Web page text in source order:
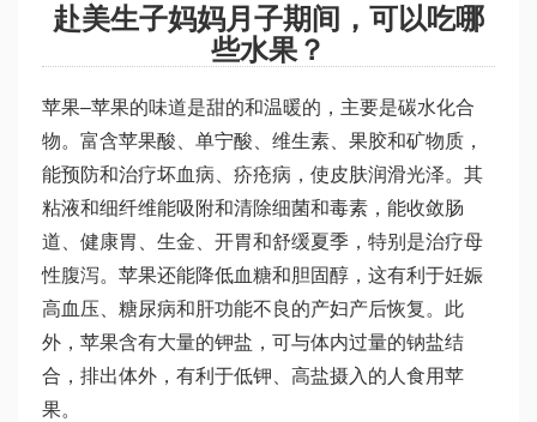
赴美生子妈妈月子期间，可以吃哪
些水果？
苹果–苹果的味道是甜的和温暖的，主要是碳水化合
物。富含苹果酸、单宁酸、维生素、果胶和矿物质，
能预防和治疗坏血病、疥疮病，使皮肤润滑光泽。其
粘液和细纤维能吸附和清除细菌和毒素，能收敛肠
道、健康胃、生金、开胃和舒缓夏季，特别是治疗母
性腹泻。苹果还能降低血糖和胆固醇，这有利于妊娠
高血压、糖尿病和肝功能不良的产妇产后恢复。此
外，苹果含有大量的钾盐，可与体内过量的钠盐结
合，排出体外，有利于低钾、高盐摄入的人食用苹
果。